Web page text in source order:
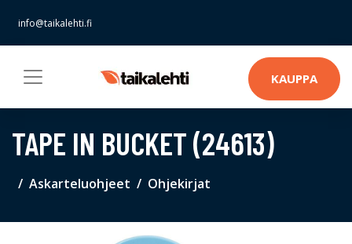
info@taikalehti.fi
KAUPPA
TAPE IN BUCKET (24613)
Askarteluohjeet Ohjekirjat